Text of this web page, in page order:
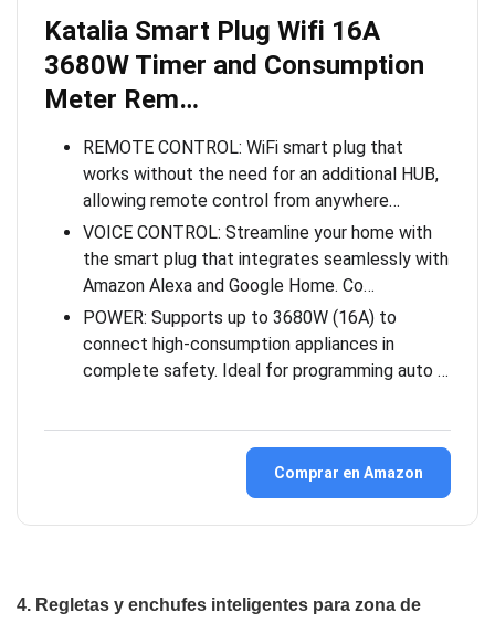
Katalia Smart Plug Wifi 16A
3680W Timer and Consumption
Meter Rem…
REMOTE CONTROL: WiFi smart plug that
works without the need for an additional HUB,
allowing remote control from anywhere…
VOICE CONTROL: Streamline your home with
the smart plug that integrates seamlessly with
Amazon Alexa and Google Home. Co…
POWER: Supports up to 3680W (16A) to
connect high-consumption appliances in
complete safety. Ideal for programming auto …
Comprar en Amazon
4. Regletas y enchufes inteligentes para zona de